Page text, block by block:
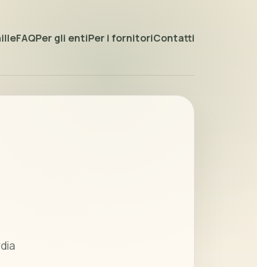
FAQPer gli entiPer i fornitoriContatti